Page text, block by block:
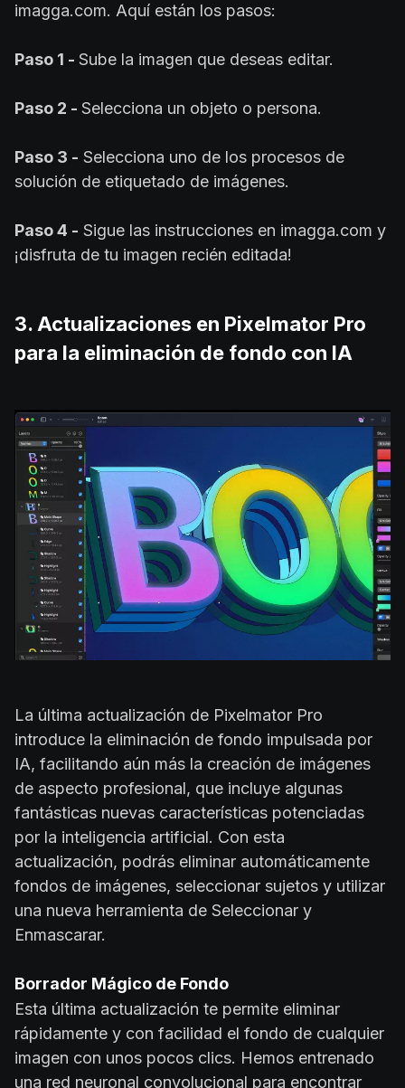
imagga.com. Aquí están los pasos:
Paso 1 - Sube la imagen que deseas editar.
Paso 2 - Selecciona un objeto o persona.
Paso 3 - Selecciona uno de los procesos de
solución de etiquetado de imágenes.
Paso 4 - Sigue las instrucciones en imagga.com y
¡disfruta de tu imagen recién editada!
3. Actualizaciones en Pixelmator Pro
para la eliminación de fondo con IA
La última actualización de Pixelmator Pro
introduce la eliminación de fondo impulsada por
IA, facilitando aún más la creación de imágenes
de aspecto profesional, que incluye algunas
fantásticas nuevas características potenciadas
por la inteligencia artificial. Con esta
actualización, podrás eliminar automáticamente
fondos de imágenes, seleccionar sujetos y utilizar
una nueva herramienta de Seleccionar y
Enmascarar.
Borrador Mágico de Fondo
Esta última actualización te permite eliminar
rápidamente y con facilidad el fondo de cualquier
imagen con unos pocos clics. Hemos entrenado
una red neuronal convolucional para encontrar